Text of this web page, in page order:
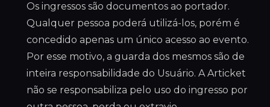
Os ingressos são documentos ao portador.
Qualquer pessoa poderá utilizá-los, porém é
concedido apenas um único acesso ao evento.
Por esse motivo, a guarda dos mesmos são de
inteira responsabilidade do Usuário. A Articket
não se responsabiliza pelo uso do ingresso por